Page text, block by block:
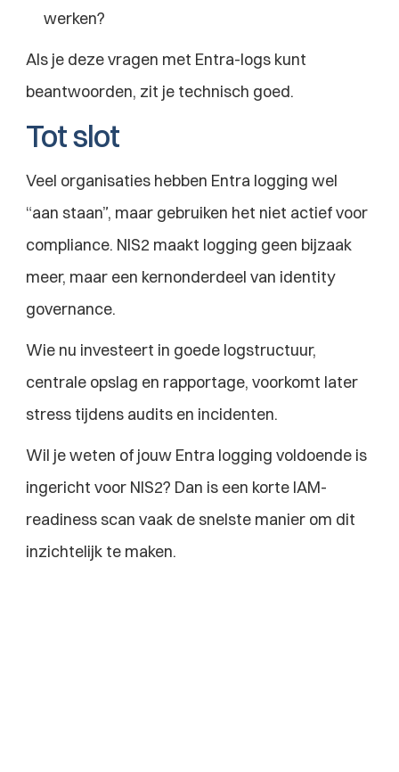
werken?
Als je deze vragen met Entra-logs kunt
beantwoorden, zit je technisch goed.
Tot slot
Veel organisaties hebben Entra logging wel
“aan staan”, maar gebruiken het niet actief voor
compliance. NIS2 maakt logging geen bijzaak
meer, maar een kernonderdeel van identity
governance.
Wie nu investeert in goede logstructuur,
centrale opslag en rapportage, voorkomt later
stress tijdens audits en incidenten.
Wil je weten of jouw Entra logging voldoende is
ingericht voor NIS2? Dan is een korte IAM-
readiness scan vaak de snelste manier om dit
inzichtelijk te maken.